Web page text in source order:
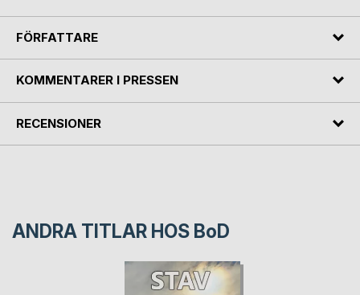
FÖRFATTARE
KOMMENTARER I PRESSEN
RECENSIONER
ANDRA TITLAR HOS BoD